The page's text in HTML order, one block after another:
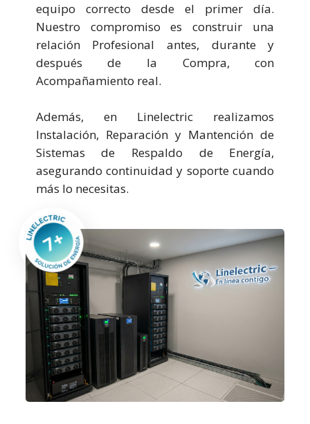
equipo correcto desde el primer día.
Nuestro compromiso es construir una
relación Profesional antes, durante y
después de la Compra, con
Acompañamiento real.
Además, en Linelectric realizamos
Instalación, Reparación y Mantención de
Sistemas de Respaldo de Energía,
asegurando continuidad y soporte cuando
más lo necesitas.